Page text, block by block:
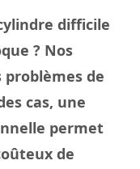
difficile
? Nos
de
cas, une
permet
de